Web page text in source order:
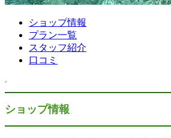
ショップ情報
プラン一覧
スタッフ紹介
口コミ
ショップ情報